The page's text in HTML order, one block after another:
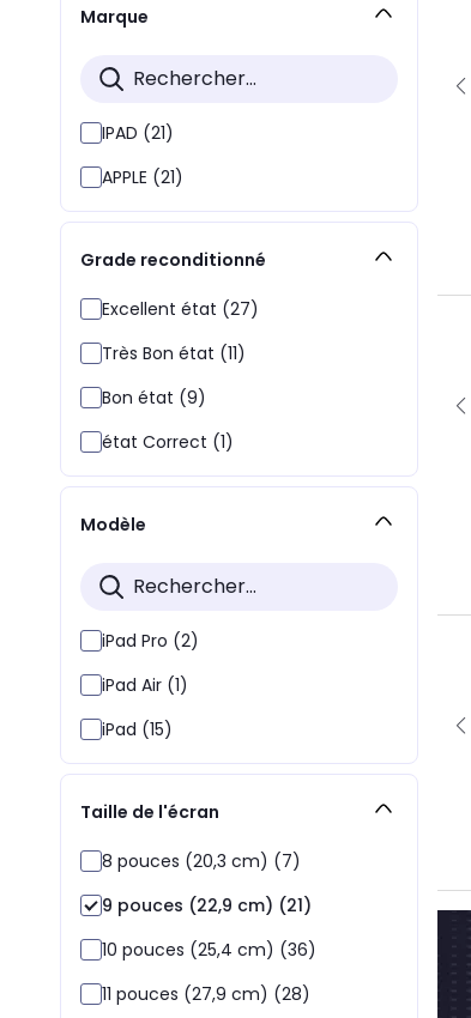
Marque
IPAD (21)
APPLE (21)
Grade reconditionné
Excellent état (27)
Très Bon état (11)
Bon état (9)
état Correct (1)
Modèle
iPad Pro (2)
iPad Air (1)
iPad (15)
Taille de l'écran
8 pouces (20,3 cm) (7)
9 pouces (22,9 cm) (21)
10 pouces (25,4 cm) (36)
11 pouces (27,9 cm) (28)